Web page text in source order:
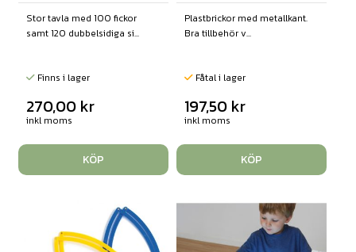
Stor tavla med 100 fickor
samt 120 dubbelsidiga si...
Finns i lager
270,00 kr
inkl moms
KÖP
Plastbrickor med metallkant.
Bra tillbehör v...
Fåtal i lager
197,50 kr
inkl moms
KÖP